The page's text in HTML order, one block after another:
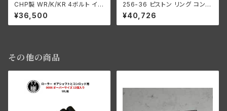
CHP製 WR/K/KR 4ボルト イン
テ ークマニホールド
¥36,500
256-36 ピストン リング コンプ
リート .040オーバーサイズ 19
36-47年 E/EL
¥40,726
その他の商品